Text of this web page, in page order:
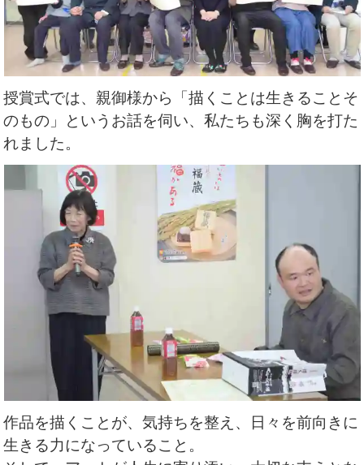
授賞式では、親御様から
「描くことは生きることそ
のもの」
というお話を伺い、私たちも深く胸を打た
れました。
作品を描くことが、気持ちを整え、
日々を前向きに
生きる力になっていること。